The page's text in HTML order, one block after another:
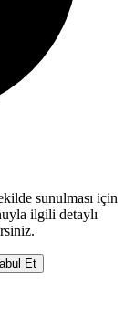
sunulması için
ilgili detaylı
Et